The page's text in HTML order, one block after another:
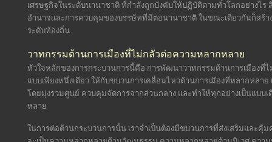
เศรษฐกิจในระดับนานาชาติ ที่กำลังถูกบังคับให้ปฏิบัติตามทั่วโลกอย่างไร
อำนาจและการควบคุมของบรรษัทที่มีต่อนานาชาติ ในขณะเดียวกันก็สร้า
ระดับท้องถิ่น
วาทกรรมด้านการเมืองที่ไม่กลัวต่อความหลากหลาย
หัวใจหลักของการกระบวนการนี้คือ การพัฒนาวาทกรรมด้านการเมือง
แบบเพียงหนึ่งเดียว ให้กับขบวนการเคลื่อนไหวด้านการเมืองที่หลากหลา
โดยมุ่งรวมศูนย์ ควบคุมจัดการจากส่วนกลาง และทำให้ทุกอย่างเป็นแบ
หลาย
ในการต่อต้านกระบวนการนั้น เราจำเป็นต้องมีขบวนการที่ส่งเสริมและ